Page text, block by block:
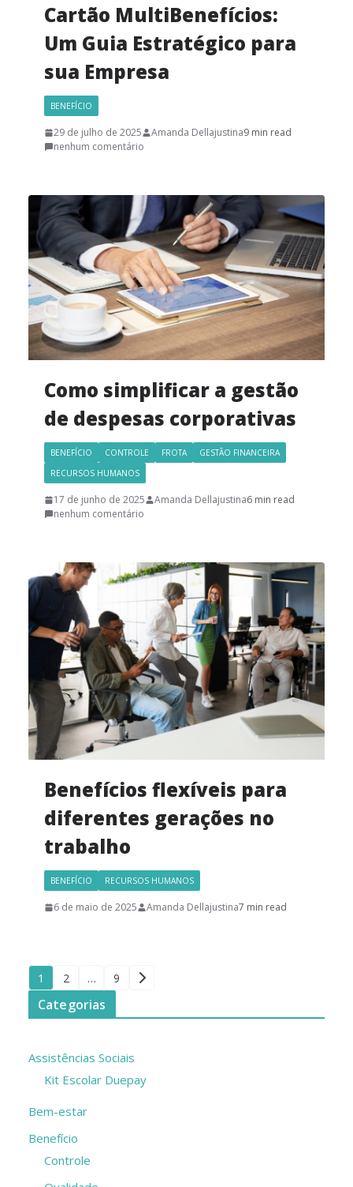
Cartão MultiBenefícios:
Um Guia Estratégico para
sua Empresa
BENEFÍCIO
29 de julho de 2025 Amanda Dellajustina9 min read
nenhum comentário
Como simplificar a gestão
de despesas corporativas
BENEFÍCIO CONTROLE FROTA
GESTÃO FINANCEIRA
RECURSOS HUMANOS
17 de junho de 2025 Amanda Dellajustina6 min read
nenhum comentário
Benefícios flexíveis para
diferentes gerações no
trabalho
BENEFÍCIO RECURSOS HUMANOS
6 de maio de 2025 Amanda Dellajustina7 min read
1 2 … 9
Categorias
Assistências Sociais
Kit Escolar Duepay
Bem-estar
Benefício
Controle